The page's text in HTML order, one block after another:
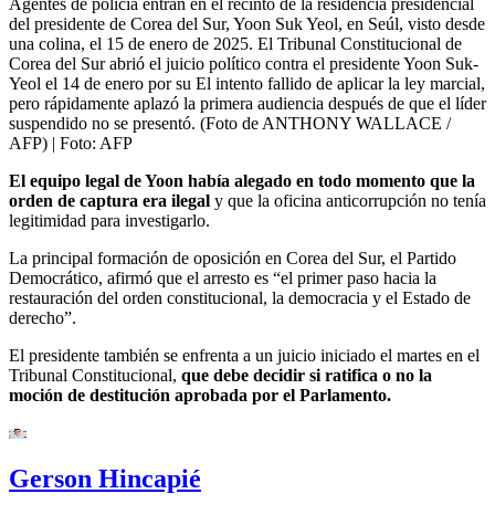
del presidente de Corea del Sur, Yoon Suk Yeol, en Seúl, visto desde
una colina, el 15 de enero de 2025. El Tribunal Constitucional de
Corea del Sur abrió el juicio político contra el presidente Yoon Suk-
Yeol el 14 de enero por su El intento fallido de aplicar la ley marcial,
pero rápidamente aplazó la primera audiencia después de que el líder
suspendido no se presentó. (Foto de ANTHONY WALLACE /
AFP) | Foto: AFP
El equipo legal de Yoon había alegado en todo momento que la
orden de captura era ilegal y que la oficina anticorrupción no tenía
legitimidad para investigarlo.
La principal formación de oposición en Corea del Sur, el Partido
Democrático, afirmó que el arresto es “el primer paso hacia la
restauración del orden constitucional, la democracia y el Estado de
derecho”.
El presidente también se enfrenta a un juicio iniciado el martes en el
Tribunal Constitucional, que debe decidir si ratifica o no la
moción de destitución aprobada por el Parlamento.
Gerson Hincapié